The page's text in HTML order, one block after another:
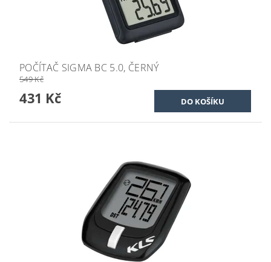
POČÍTAČ SIGMA BC 5.0, ČERNÝ
549 Kč
431 Kč